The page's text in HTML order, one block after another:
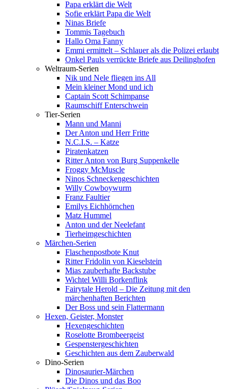
Papa erklärt die Welt
Sofie erklärt Papa die Welt
Ninas Briefe
Tommis Tagebuch
Hallo Oma Fanny
Emmi ermittelt – Schlauer als die Polizei erlaubt
Onkel Pauls verrückte Briefe aus Deilinghofen
Weltraum-Serien
Nik und Nele fliegen ins All
Mein kleiner Mond und ich
Captain Scott Schimpanse
Raumschiff Enterschwein
Tier-Serien
Mann und Manni
Der Anton und Herr Fritte
N.C.I.S. – Katze
Piratenkatzen
Ritter Anton von Burg Suppenkelle
Froggy McMuscle
Ninos Schneckengeschichten
Willy Cowboywurm
Franz Faultier
Emilys Eichhörnchen
Matz Hummel
Anton und der Neelefant
Tierheimgeschichten
Märchen-Serien
Flaschenpostbote Knut
Ritter Fridolin von Kieselstein
Mias zauberhafte Backstube
Wichtel Willi Borkenflink
Fairytale Herold – Die Zeitung mit den
märchenhaften Berichten
Der Boss und sein Flattermann
Hexen, Geister, Monster
Hexengeschichten
Roselotte Brombeergeist
Gespenstergeschichten
Geschichten aus dem Zauberwald
Dino-Serien
Dinosaurier-Märchen
Die Dinos und das Boo